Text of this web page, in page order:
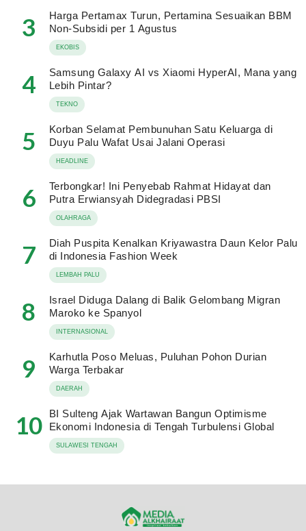
3
Harga Pertamax Turun, Pertamina Sesuaikan BBM
Non-Subsidi per 1 Agustus
EKOBIS
4
Samsung Galaxy AI vs Xiaomi HyperAI, Mana yang
Lebih Pintar?
TEKNO
5
Korban Selamat Pembunuhan Satu Keluarga di
Duyu Palu Wafat Usai Jalani Operasi
HEADLINE
6
Terbongkar! Ini Penyebab Rahmat Hidayat dan
Putra Erwiansyah Didegradasi PBSI
OLAHRAGA
7
Diah Puspita Kenalkan Kriyawastra Daun Kelor Palu
di Indonesia Fashion Week
LEMBAH PALU
8
Israel Diduga Dalang di Balik Gelombang Migran
Maroko ke Spanyol
INTERNASIONAL
9
Karhutla Poso Meluas, Puluhan Pohon Durian
Warga Terbakar
DAERAH
10
BI Sulteng Ajak Wartawan Bangun Optimisme
Ekonomi Indonesia di Tengah Turbulensi Global
SULAWESI TENGAH